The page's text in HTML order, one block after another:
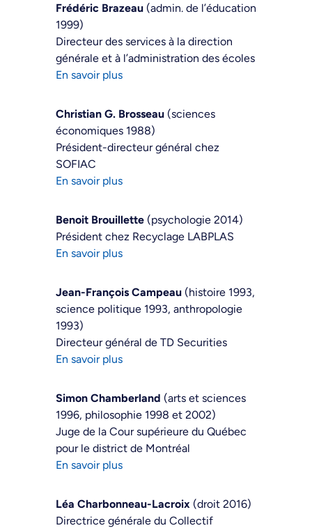
Frédéric Brazeau (admin. de l’éducation
1999)
Directeur des services à la direction
générale et à l’administration des écoles
En savoir plus
Christian G. Brosseau (sciences
économiques 1988)
Président-directeur général chez
SOFIAC
En savoir plus
Benoit Brouillette (psychologie 2014)
Président chez Recyclage LABPLAS
En savoir plus
Jean-François Campeau (histoire 1993,
science politique 1993, anthropologie
1993)
Directeur général de TD Securities
En savoir plus
Simon Chamberland (arts et sciences
1996, philosophie 1998 et 2002)
Juge de la Cour supérieure du Québec
pour le district de Montréal
En savoir plus
Léa Charbonneau-Lacroix (droit 2016)
Directrice générale du Collectif